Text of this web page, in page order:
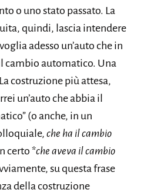
o uno stato passato. La
quindi, lascia intendere
adesso un’auto che in
cambio automatico. Una
costruzione più attesa,
un’auto che abbia il
(o anche, in un
che ha il cambio
certo *che aveva il cambio
su questa frase
della costruzione